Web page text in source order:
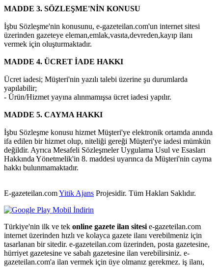
MADDE 3. SÖZLEŞME'NİN KONUSU
İşbu Sözleşme'nin konusunu, e-gazeteilan.com'un internet sitesi
üzerinden gazeteye eleman,emlak,vasıta,devreden,kayıp ilanı
vermek için oluşturmaktadır.
MADDE 4. ÜCRET İADE HAKKI
Ücret iadesi; Müşteri'nin yazılı talebi üzerine şu durumlarda
yapılabilir;
- Ürün/Hizmet yayına alınmamışsa ücret iadesi yapılır.
MADDE 5. CAYMA HAKKI
İşbu Sözleşme konusu hizmet Müşteri'ye elektronik ortamda anında
ifa edilen bir hizmet olup, niteliği gereği Müşteri'ye iadesi mümkün
değildir. Ayrıca Mesafeli Sözleşmeler Uygulama Usul ve Esasları
Hakkında Yönetmelik'in 8. maddesi uyarınca da Müşteri'nin cayma
hakkı bulunmamaktadır.
E-gazeteilan.comYitik Ajans Projesidir. Tüm Hakları Saklıdır.
Türkiye'nin ilk ve tek online gazete ilan sitesi e-gazeteilan.com
internet üzerinden hızlı ve kolayca gazete ilanı verebilmeniz için
tasarlanan bir sitedir. e-gazeteilan.com üzerinden, posta gazetesine,
hürriyet gazetesine ve sabah gazetesine ilan verebilirsiniz. e-
gazeteilan.com'a ilan vermek için üye olmanız gerekmez. iş ilanı,